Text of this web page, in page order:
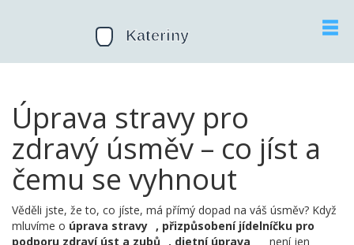
Úprava stravy pro
zdravý úsměv – co jíst a
čemu se vyhnout
Věděli jste, že to, co jíste, má přímý dopad na váš úsměv? Když
mluvíme o úprava stravy , přizpůsobení jídelníčku pro
podporu zdraví úst a zubů
. dietní úprava
není jen